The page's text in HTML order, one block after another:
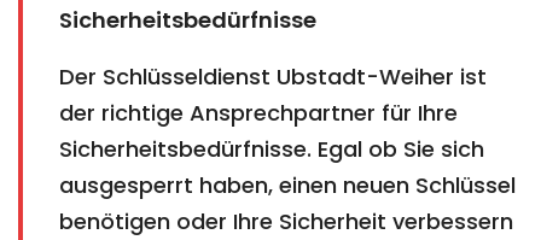
Sicherheitsbedürfnisse
Der Schlüsseldienst Ubstadt-Weiher ist
der richtige Ansprechpartner für Ihre
Sicherheitsbedürfnisse. Egal ob Sie sich
ausgesperrt haben, einen neuen Schlüssel
benötigen oder Ihre Sicherheit verbessern